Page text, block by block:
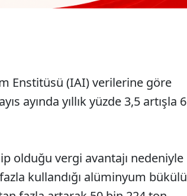
Enstitüsü (IAI) verilerine göre
ayında yıllık yüzde 3,5 artışla 6
olduğu vergi avantajı nedeniyle
kullandığı alüminyum bükülü